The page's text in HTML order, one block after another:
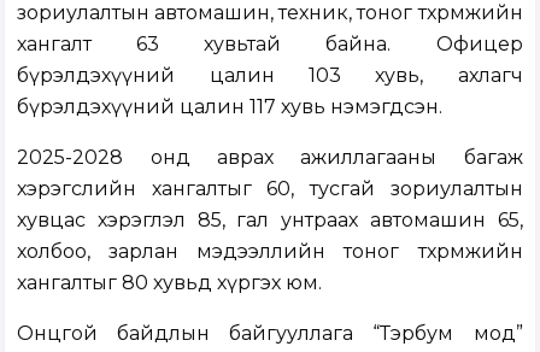
зориулалтын автомашин, техник, тоног төхөөрөмжийн
хангалт 63 хувьтай байна. Офицер
бүрэлдэхүүний цалин 103 хувь, ахлагч
бүрэлдэхүүний цалин 117 хувь нэмэгдсэн.
2025-2028 онд аврах ажиллагааны багаж
хэрэгслийн хангалтыг 60, тусгай зориулалтын
хувцас хэрэглэл 85, гал унтраах автомашин 65,
холбоо, зарлан мэдээллийн тоног төхөөрөмжийн
хангалтыг 80 хувьд хүргэх юм.
Онцгой байдлын байгууллага “Тэрбум мод”